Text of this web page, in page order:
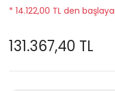
* 14.122,00 TL den
131.367,40 TL